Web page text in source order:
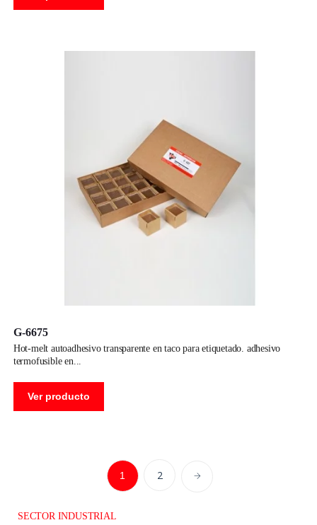
G-6675
hot-melt autoadhesivo transparente en taco para etiquetado. adhesivo
termofusible en
Ver producto
1 2
SECTOR INDUSTRIAL